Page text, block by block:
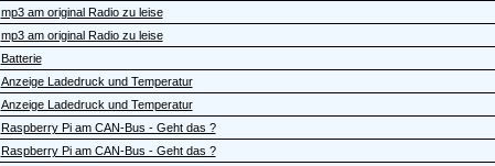
mp3 am original Radio zu leise
mp3 am original Radio zu leise
Batterie
Anzeige Ladedruck und Temperatur
Anzeige Ladedruck und Temperatur
Raspberry Pi am CAN-Bus - Geht das ?
Raspberry Pi am CAN-Bus - Geht das ?